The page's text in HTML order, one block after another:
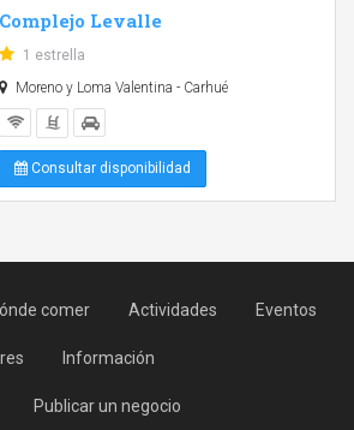
Complejo Levalle
1 estrella
Moreno y Loma Valentina - Carhué
Consultar disponibilidad
comer Actividades Eventos
Información
Publicar un negocio